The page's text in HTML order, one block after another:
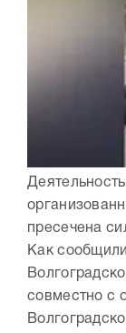
пресечена
Как
совместно с